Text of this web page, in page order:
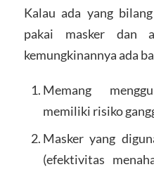
Kalau ada yang
pakai masker dan
kemungkinannya ada
Memang
memiliki risiko
Masker yang
(efektivitas